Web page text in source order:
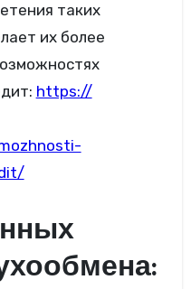
таких
их более
https://